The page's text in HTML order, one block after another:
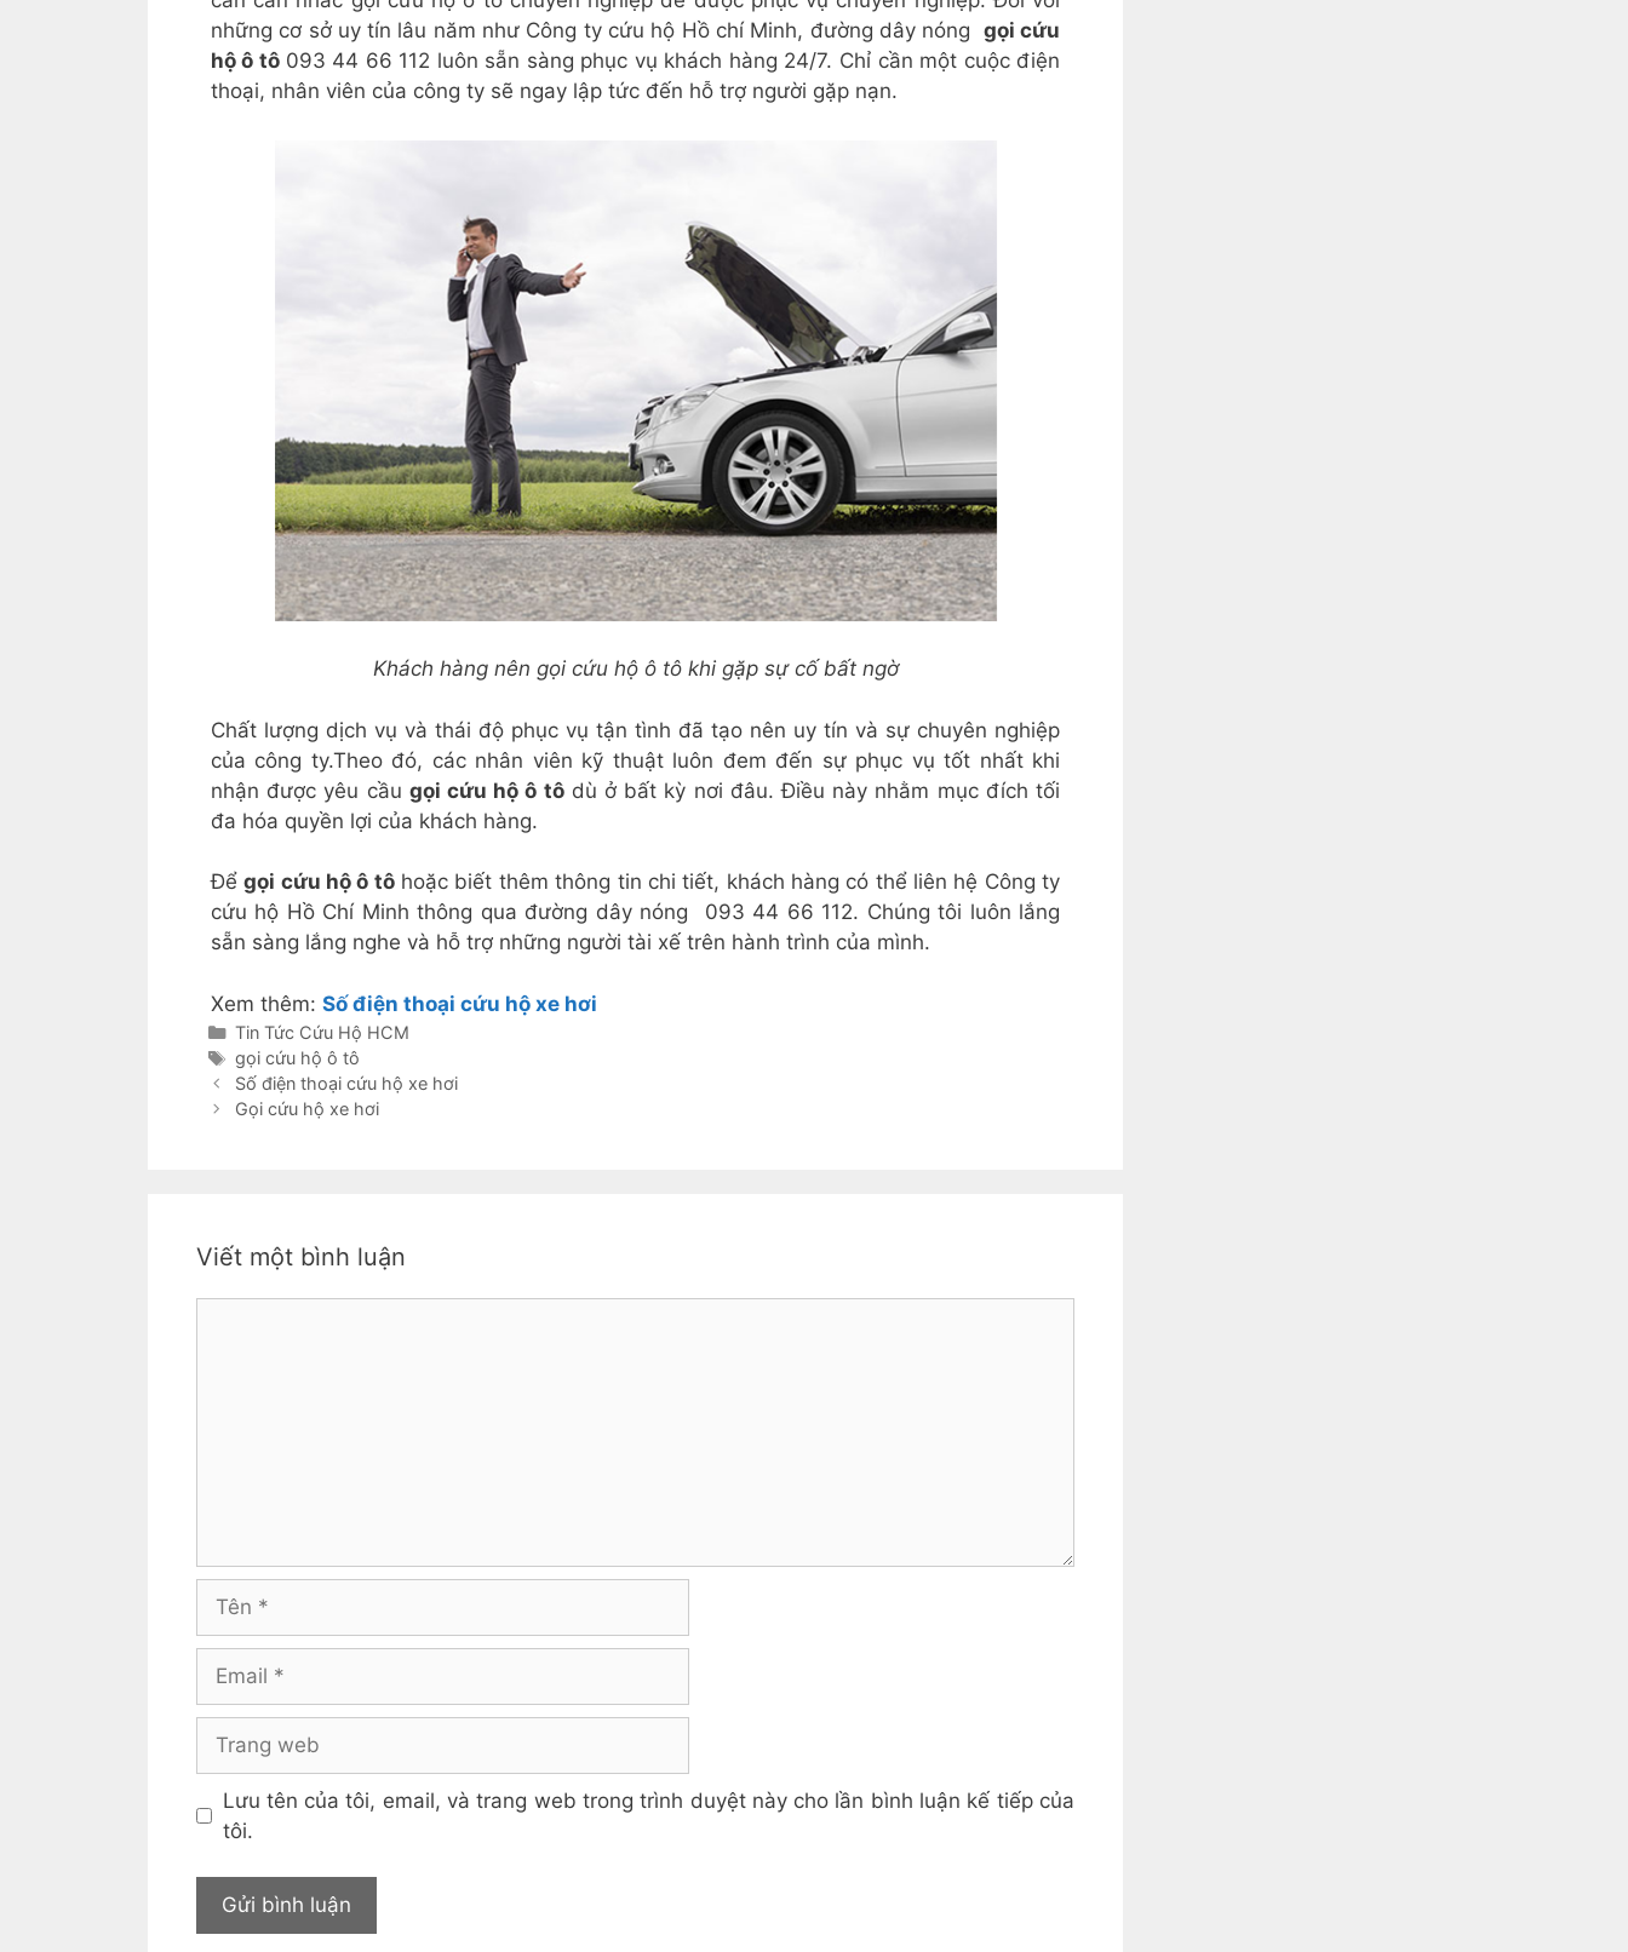
những cơ sở uy tín lâu năm như Công ty cứu hộ Hồ chí Minh, đường dây nóng gọi cứu
hộ ô tô 093 44 66 112 luôn sẵn sàng phục vụ khách hàng 24/7. Chỉ cần một cuộc điện
thoại, nhân viên của công ty sẽ ngay lập tức đến hỗ trợ người gặp nạn.
Khách hàng nên gọi cứu hộ ô tô khi gặp sự cố bất ngờ
Chất lượng dịch vụ và thái độ phục vụ tận tình đã tạo nên uy tín và sự chuyên nghiệp
của công ty.Theo đó, các nhân viên kỹ thuật luôn đem đến sự phục vụ tốt nhất khi
nhận được yêu cầu gọi cứu hộ ô tôdù ở bất kỳ nơi đâu. Điều này nhằm mục đích tối
đa hóa quyền lợi của khách hàng.
Đểgọi cứu hộ ô tôhoặc biết thêm thông tin chi tiết, khách hàng có thể liên hệ Công ty
cứu hộ Hồ Chí Minh thông qua đường dây nóng 093 44 66 112. Chúng tôi luôn lắng
sẵn sàng lắng nghe và hỗ trợ những người tài xế trên hành trình của mình.
Xem thêm: Số điện thoại cứu hộ xe hơi
Danh
mục
Tin Tức Cứu Hộ HCM
Thẻ
gọi cứu hộ ô tô
Số điện thoại cứu hộ xe hơi
Gọi cứu hộ xe hơi
Viết một bình luận
web
Lưu tên của tôi, email, và trang web trong trình duyệt này cho lần bình luận kế tiếp của
tôi.